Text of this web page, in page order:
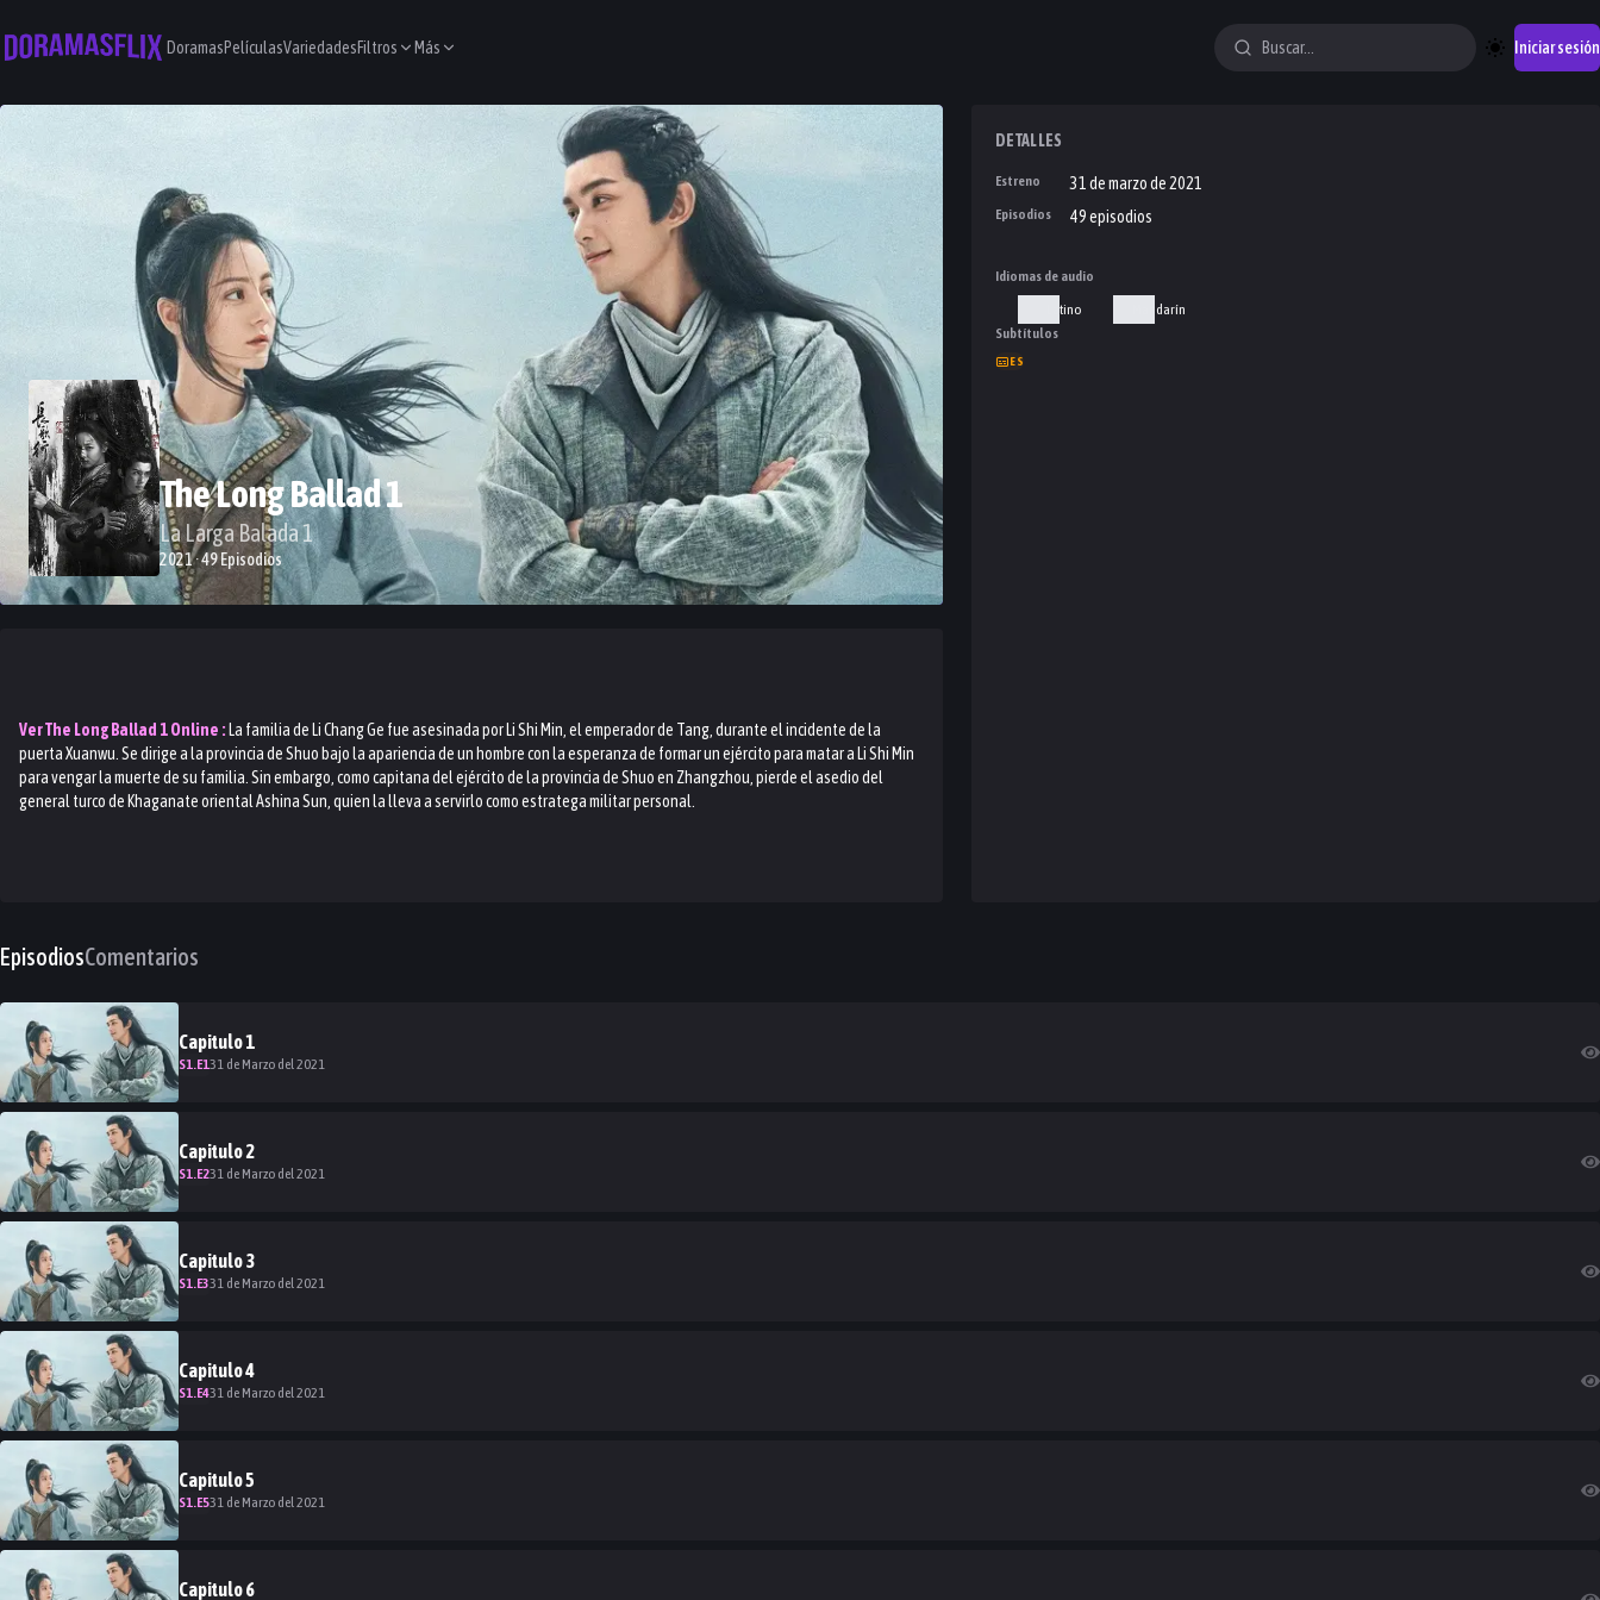
DoramasPelículasVariedadesFiltros Más Iniciar sesión
The Long Ballad 1
La Larga Balada 1
2021 · 49 Episodios
VerThe Long Ballad 1Online : La familia de Li Chang Ge fue asesinada por Li Shi Min, el emperador de Tang, durante el incidente de la
puerta Xuanwu. Se dirige a la provincia de Shuo bajo la apariencia de un hombre con la esperanza de formar un ejército para matar a Li Shi Min
para vengar la muerte de su familia. Sin embargo, como capitana del ejército de la provincia de Shuo en Zhangzhou, pierde el asedio del
general turco de Khaganate oriental Ashina Sun, quien la lleva a servirlo como estratega militar personal.
DETALLES
Estreno 31 de marzo de 2021
Episodios 49 episodios
Idiomas de audio
Latino
Mandarín
Subtítulos
ES
EpisodiosComentarios
Capitulo1
S1.E131 de Marzo del 2021
Capitulo2
S1.E231 de Marzo del 2021
Capitulo3
S1.E331 de Marzo del 2021
Capitulo4
S1.E431 de Marzo del 2021
Capitulo5
S1.E531 de Marzo del 2021
Capitulo6